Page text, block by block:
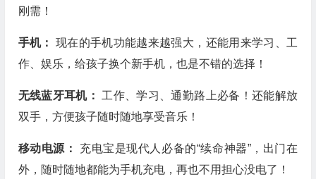
刚需！
手机： 现在的手机功能越来越强大，还能用来学习、工
作、娱乐，给孩子换个新手机，也是不错的选择！
无线蓝牙耳机： 工作、学习、通勤路上必备！还能解放
双手，方便孩子随时随地享受音乐！
移动电源： 充电宝是现代人必备的“续命神器”，出门在
外，随时随地都能为手机充电，再也不用担心没电了！